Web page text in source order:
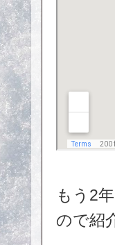
もう2
ので紹